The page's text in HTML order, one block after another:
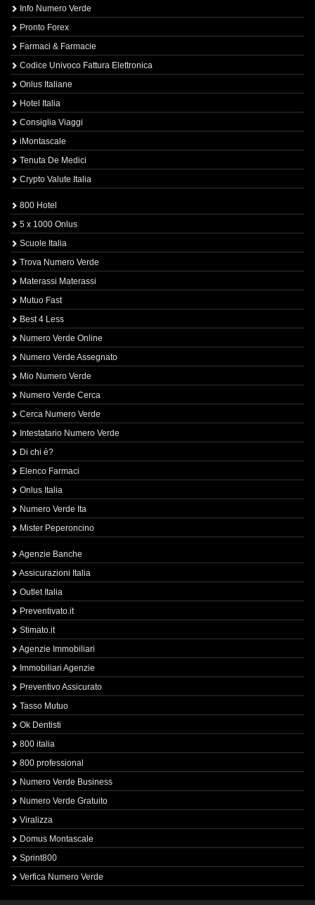
Info Numero Verde
Pronto Forex
Farmaci & Farmacie
Codice Univoco Fattura Elettronica
Onlus Italiane
Hotel Italia
Consiglia Viaggi
iMontascale
Tenuta De Medici
Crypto Valute Italia
800 Hotel
5 x 1000 Onlus
Scuole Italia
Trova Numero Verde
Materassi Materassi
Mutuo Fast
Best 4 Less
Numero Verde Online
Numero Verde Assegnato
Mio Numero Verde
Numero Verde Cerca
Cerca Numero Verde
Intestatario Numero Verde
Di chi è?
Elenco Farmaci
Onlus Italia
Numero Verde Ita
Mister Peperoncino
Agenzie Banche
Assicurazioni Italia
Outlet Italia
Preventivato.it
Stimato.it
Agenzie Immobiliari
Immobiliari Agenzie
Preventivo Assicurato
Tasso Mutuo
Ok Dentisti
800 italia
800 professional
Numero Verde Business
Numero Verde Gratuito
Viralizza
Domus Montascale
Sprint800
Verfica Numero Verde